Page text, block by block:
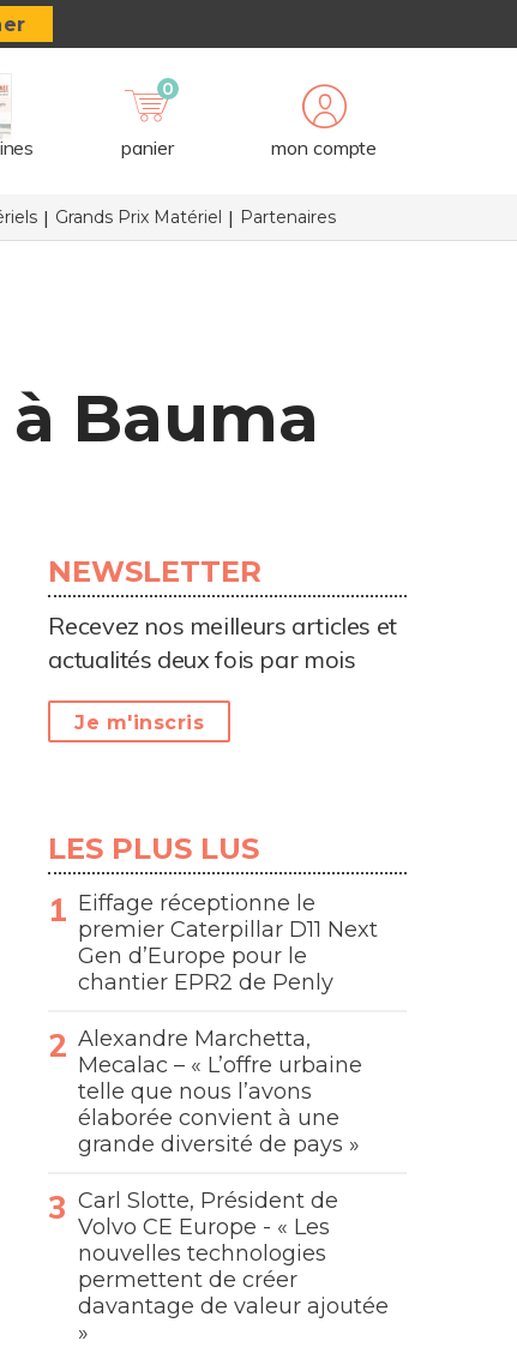
0
panier mon compte
Grands Prix Matériel Partenaires
Bauma
NEWSLETTER
Recevez nos meilleurs articles et
actualités deux fois par mois
Je m'inscris
LES PLUS LUS
Eiffage réceptionne le
premier Caterpillar D11 Next
Gen d’Europe pour le
chantier EPR2 de Penly
Alexandre Marchetta,
Mecalac – « L’offre urbaine
telle que nous l’avons
élaborée convient à une
grande diversité de pays »
Carl Slotte, Président de
Volvo CE Europe - « Les
nouvelles technologies
permettent de créer
davantage de valeur ajoutée
»